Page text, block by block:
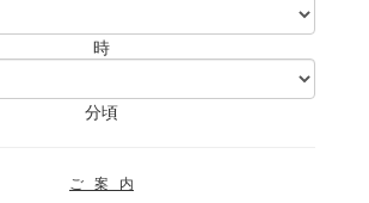
時
分頃
ご 案 内